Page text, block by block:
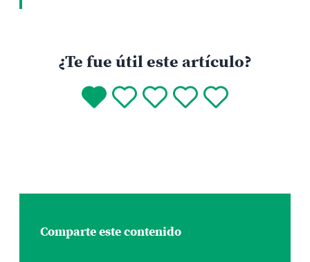
¿Te fue útil este artículo?
Comparte este contenido